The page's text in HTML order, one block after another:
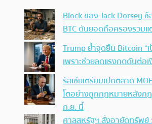
Block ของ Jack Dorsey
BTC ดันยอดถือครองรวมแ
Trump ย้ำจุดยืน Bitcoin “
เพราะช่วยลดแรงกดดันต่อ
รัสเซียเตรียมเปิดตลาด
โตอย่างถูกกฎหมายหลังกฎ
ก.ย. นี้
ศาลสหรัฐฯ สั่งอายัดทรัพย์